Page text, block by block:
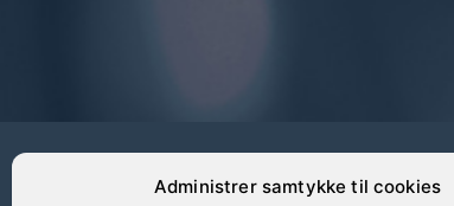
Administrer samtykke til cookies